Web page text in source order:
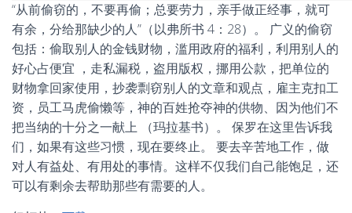
“从前偷窃的，不要再偷；总要劳力，亲手做正经事，就可
有余，分给那缺少的人”（以弗所书 4：28）。 广义的偷窃
包括：偷取别人的金钱财物，滥用政府的福利，利用别人的
好心占便宜 ，走私漏税，盗用版权，挪用公款，把单位的
财物拿回家使用，抄袭剽窃别人的文章和观点，雇主克扣工
资，员工马虎偷懒等，神的百姓抢夺神的供物、因为他们不
把当纳的十分之一献上 （玛拉基书）。 保罗在这里告诉我
们，如果有这些习惯，现在要终止。 要去辛苦地工作，做
对人有益处、有用处的事情。这样不仅我们自己能饱足，还
可以有剩余去帮助那些有需要的人。